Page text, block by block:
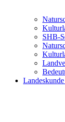
SHB-